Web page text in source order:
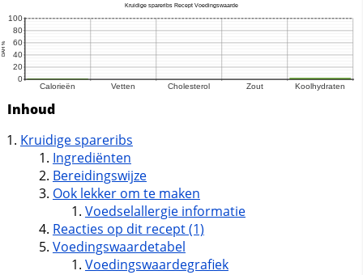
Inhoud
Kruidige spareribs
Ingrediënten
Bereidingswijze
Ook lekker om te maken
Voedselallergie informatie
Reacties op dit recept (1)
Voedingswaardetabel
Voedingswaardegrafiek